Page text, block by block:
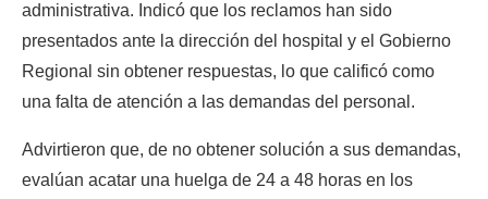
administrativa. Indicó que los reclamos han sido
presentados ante la dirección del hospital y el Gobierno
Regional sin obtener respuestas, lo que calificó como
una falta de atención a las demandas del personal.
Advirtieron que, de no obtener solución a sus demandas,
evalúan acatar una huelga de 24 a 48 horas en los